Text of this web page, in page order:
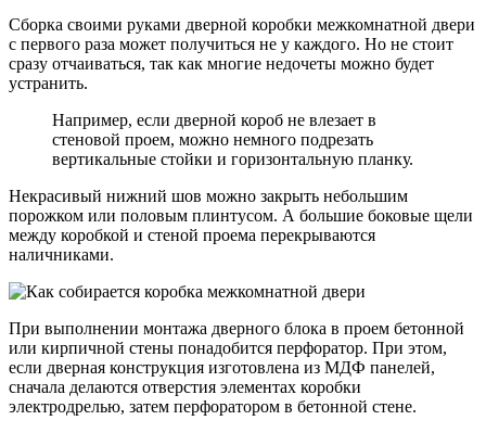
Сборка своими руками дверной коробки межкомнатной двери
с первого раза может получиться не у каждого. Но не стоит
сразу отчаиваться, так как многие недочеты можно будет
устранить.
Например, если дверной короб не влезает в
стеновой проем, можно немного подрезать
вертикальные стойки и горизонтальную планку.
Некрасивый нижний шов можно закрыть небольшим
порожком или половым плинтусом. А большие боковые щели
между коробкой и стеной проема перекрываются
наличниками.
При выполнении монтажа дверного блока в проем бетонной
или кирпичной стены понадобится перфоратор. При этом,
если дверная конструкция изготовлена из МДФ панелей,
сначала делаются отверстия элементах коробки
электродрелью, затем перфоратором в бетонной стене.